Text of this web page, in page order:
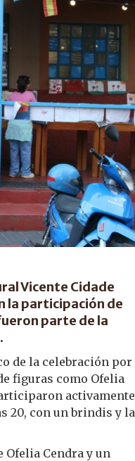
Vicente Cidade
la participación de
parte de la
de la celebración por
figuras como Ofelia
activamente
20, con un brindis y la
Cendra y un